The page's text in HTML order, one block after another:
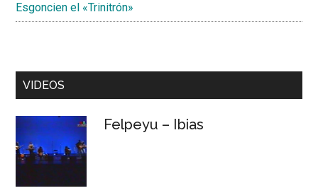
Esgoncien el «Trinitrón»
VIDEOS
Felpeyu – Ibias